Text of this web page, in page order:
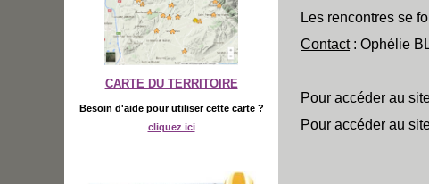
CARTE DU TERRITOIRE
Besoin d'aide pour utiliser cette carte ?
cliquez ici
Les rencontres se
Contact: Ophélie
Pour accéder au
Pour accéder au